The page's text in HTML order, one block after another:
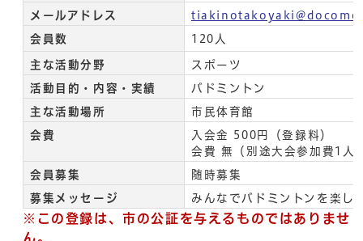
メールアドレス
会員数 120人
主な活動分野 スポーツ
活動目的・内容・実績 バドミントン
主な活動場所 市民体育館
会費
入会金 500円（登録料）
会費 無（別途大会参加費1人
会員募集 随時募集
募集メッセージ みんなでバドミントンを楽し
※この登録は、市の公証を与えるものではありませ
ん。